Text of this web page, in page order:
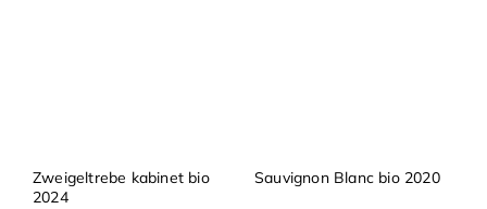
Zweigeltrebe kabinet bio
2024
Sauvignon Blanc bio 2020